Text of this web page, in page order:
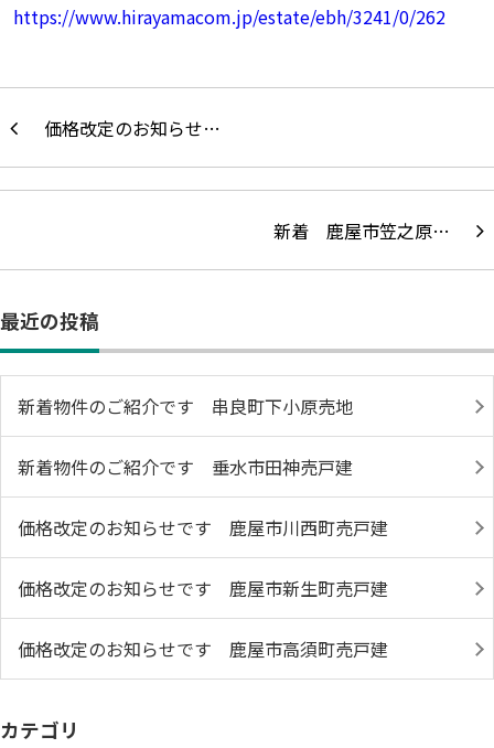
https://www.hirayamacom.jp/estate/ebh/3241/0/262
価格改定のお知らせ…
新着 鹿屋市笠之原…
最近の投稿
新着物件のご紹介です 串良町下小原売地
新着物件のご紹介です 垂水市田神売戸建
価格改定のお知らせです 鹿屋市川西町売戸建
価格改定のお知らせです 鹿屋市新生町売戸建
価格改定のお知らせです 鹿屋市高須町売戸建
カテゴリ